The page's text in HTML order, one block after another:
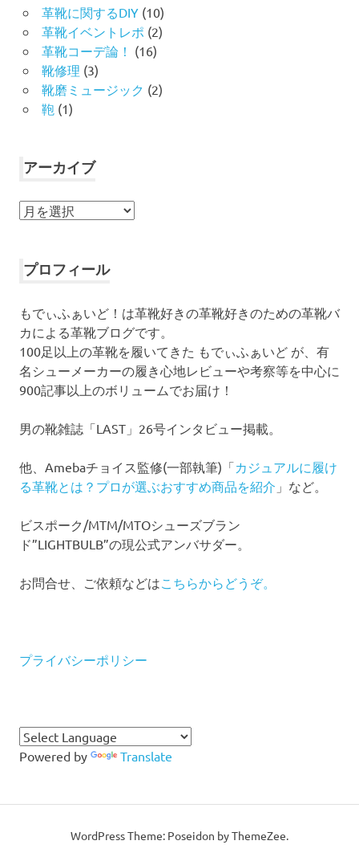
革靴に関するDIY(10)
革靴イベントレポ (2)
革靴コーデ論！ (16)
靴修理 (3)
靴磨ミュージック (2)
鞄 (1)
アーカイブ
ア
イ
プロフィール
もでぃふぁいど！は革靴好きの革靴好きのための革靴バ
カによる革靴ブログです。
100足以上の革靴を履いてきた もでぃふぁいど が、有
名シューメーカーの履き心地レビューや考察等を中心に
900記事以上のボリュームでお届け！
男の靴雑誌「LAST」26号インタビュー掲載。
他、Amebaチョイス監修(一部執筆)「カジュアルに履け
る革靴とは？プロが選ぶおすすめ商品を紹介 」など。
ビスポーク/MTM/MTOシューズブラン
ド”LIGHTBULB”の現公式アンバサダー。
お問合せ、ご依頼などはこちらからどうぞ。
プライバシーポリシー
Powered by Translate
WordPress Theme: Poseidon by ThemeZee.